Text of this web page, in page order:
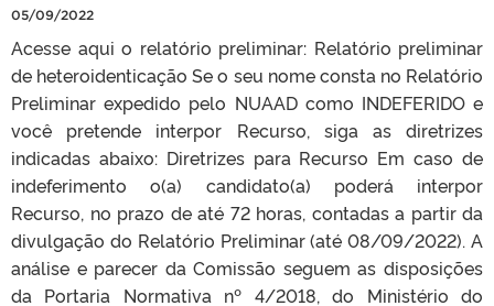
05/09/2022
Acesse aqui o relatório preliminar: Relatório preliminar
de heteroidenticação Se o seu nome consta no Relatório
Preliminar expedido pelo NUAAD como INDEFERIDO e
você pretende interpor Recurso, siga as diretrizes
indicadas abaixo: Diretrizes para Recurso Em caso de
indeferimento o(a) candidato(a) poderá interpor
Recurso, no prazo de até 72 horas, contadas a partir da
divulgação do Relatório Preliminar (até 08/09/2022). A
análise e parecer da Comissão seguem as disposições
da Portaria Normativa nº 4/2018, do Ministério do